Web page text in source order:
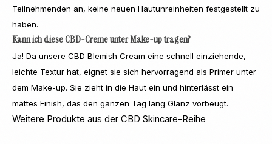
Teilnehmenden an, keine neuen Hautunreinheiten festgestellt zu
haben.
Kann ich diese CBD-Creme unter Make-up tragen?
Ja! Da unsere CBD Blemish Cream eine schnell einziehende,
leichte Textur hat, eignet sie sich hervorragend als Primer unter
dem Make-up. Sie zieht in die Haut ein und hinterlässt ein
mattes Finish, das den ganzen Tag lang Glanz vorbeugt.
Weitere Produkte aus der CBD Skincare-Reihe